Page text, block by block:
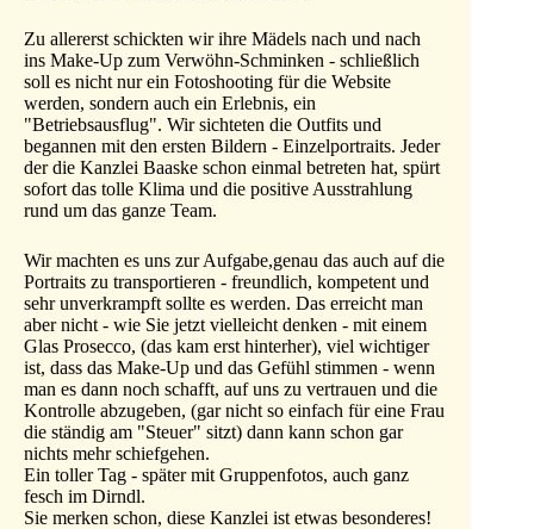
Zu allererst schickten wir ihre Mädels nach und nach
ins Make-Up zum Verwöhn-Schminken - schließlich
soll es nicht nur ein Fotoshooting für die Website
werden, sondern auch ein Erlebnis, ein
"Betriebsausflug". Wir sichteten die Outfits und
begannen mit den ersten Bildern - Einzelportraits. Jeder
der die Kanzlei Baaske schon einmal betreten hat, spürt
sofort das tolle Klima und die positive Ausstrahlung
rund um das ganze Team.
Wir machten es uns zur Aufgabe,genau das auch auf die
Portraits zu transportieren - freundlich, kompetent und
sehr unverkrampft sollte es werden. Das erreicht man
aber nicht - wie Sie jetzt vielleicht denken - mit einem
Glas Prosecco, (das kam erst hinterher), viel wichtiger
ist, dass das Make-Up und das Gefühl stimmen - wenn
man es dann noch schafft, auf uns zu vertrauen und die
Kontrolle abzugeben, (gar nicht so einfach für eine Frau
die ständig am "Steuer" sitzt) dann kann schon gar
nichts mehr schiefgehen.
Ein toller Tag - später mit Gruppenfotos, auch ganz
fesch im Dirndl.
Sie merken schon, diese Kanzlei ist etwas besonderes!